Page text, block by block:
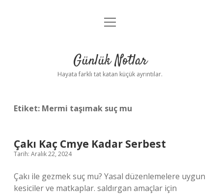
Anasayfa
Yasal Uyarı
menüyü
Günlük Notlar
Hayata farklı tat katan küçük ayrıntılar.
Etiket: Mermi taşımak suç mu
Çakı Kaç Cmye Kadar Serbest
Tarih: Aralık 22, 2024
Çakı ile gezmek suç mu? Yasal düzenlemelere uygun
kesiciler ve matkaplar. saldırgan amaçlar için